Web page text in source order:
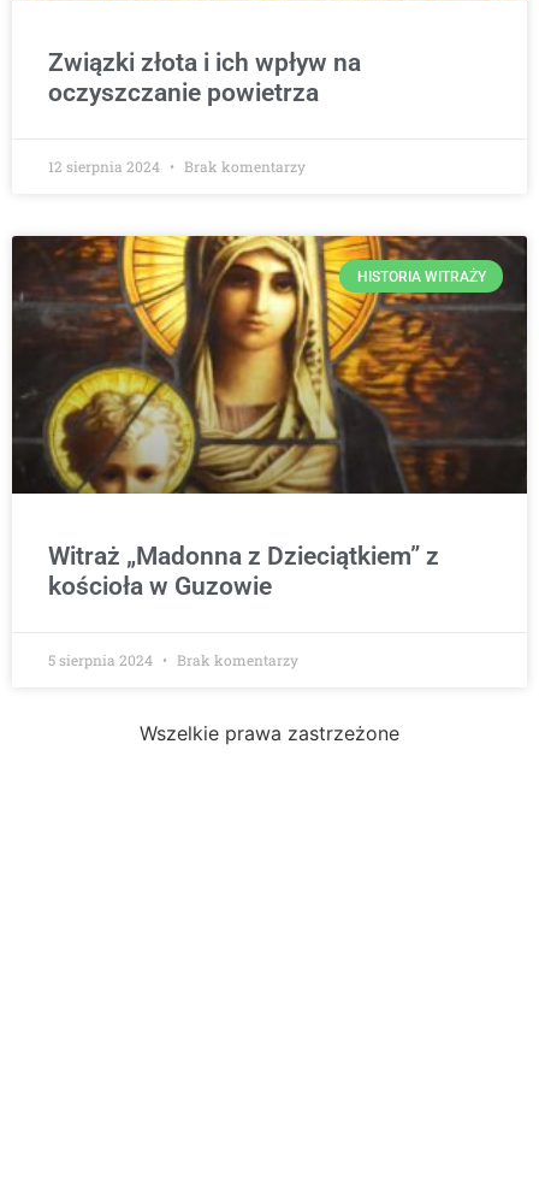
Związki złota i ich wpływ na
oczyszczanie powietrza
12 sierpnia 2024 Brak komentarzy
HISTORIA WITRAŻY
Witraż „Madonna z Dzieciątkiem” z
kościoła w Guzowie
5 sierpnia 2024 Brak komentarzy
Wszelkie prawa zastrzeżone